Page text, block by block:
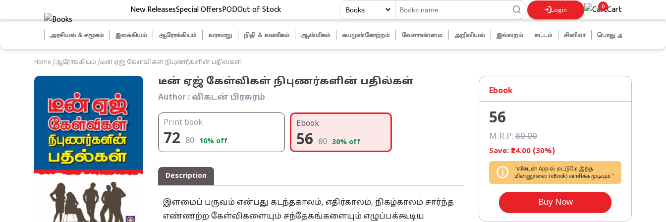
New ReleasesSpecial OffersPODOut of Stock Login 0 Cart
அரசியல் & சமூகம் இலக்கியம் ஆரோக்கியம் வரலாறு நிதி & வணிகம் ஆன்மிகம் சுயமுன்னேற்றம் வேளாண்மை அறிவியல் இல்லறம் சட்டம் சினிமா பொது அறிவு
Home /ஆரோக்கியம் /டீன் ஏஜ் கேள்விகள் நிபுணர்களின் பதில்கள்
டீன் ஏஜ் கேள்விகள் நிபுணர்களின் பதில்கள்
Author : விகடன் பிரசுரம்
Print book
72 80 10% off
Ebook
56 80 30% off
Description
இளமைப் பருவம் என்பது கடந்தகாலம், எதிர்காலம், நிகழ்காலம் சார்ந்த
எண்ணற்ற கேள்விகளையும் சந்தேகங்களையும் எழுப்பக்கூடிய
Ebook
56
M.R.P: 80.00
Save: ₹ 24.00 (30%)
“விகடன் App-ல் மட்டுமே இந்த
மின்னூலை (eBook) வாசிக்க முடியும்.”
Buy Now